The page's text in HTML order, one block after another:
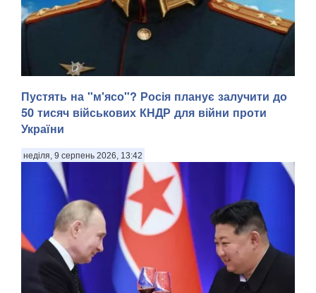
У Донецькій області українська армія ліквідувала
російського офіцера, полковника ЗС РФ Сергія Хвалова.
Ворожий військовий раніше двічі служив у Сирії, сприяючи
диктаторському режиму Башара Асада, передають
Патріоти України. Про це повідомив військовосл...
Пустять на "м'ясо"? Росія планує залучити до
50 тисяч військових КНДР для війни проти
України
неділя, 9 серпень 2026, 13:42